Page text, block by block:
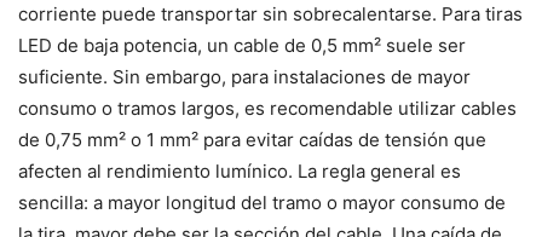
corriente puede transportar sin sobrecalentarse. Para tiras
LED de baja potencia, un cable de 0,5 mm² suele ser
suficiente. Sin embargo, para instalaciones de mayor
consumo o tramos largos, es recomendable utilizar cables
de 0,75 mm² o 1 mm² para evitar caídas de tensión que
afecten al rendimiento lumínico. La regla general es
sencilla: a mayor longitud del tramo o mayor consumo de